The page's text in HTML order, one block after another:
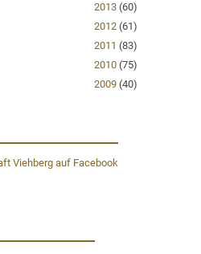
2013 (60)
2012 (61)
2011 (83)
2010 (75)
2009 (40)
Viehberg auf Facebook